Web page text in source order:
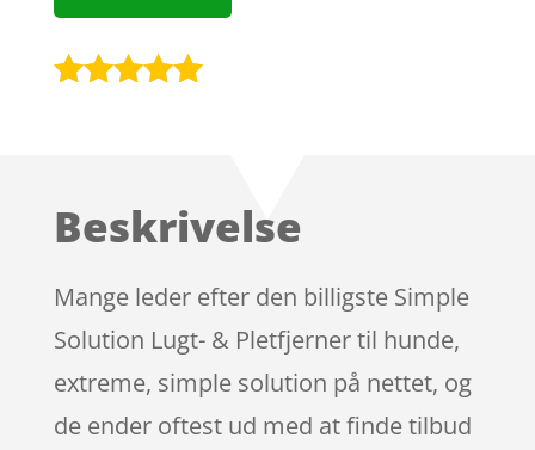
kundebedøm
Beskrivelse
Mange leder efter den billigste Simple
Solution Lugt- & Pletfjerner til hunde,
extreme, simple solution på nettet, og
de ender oftest ud med at finde tilbud